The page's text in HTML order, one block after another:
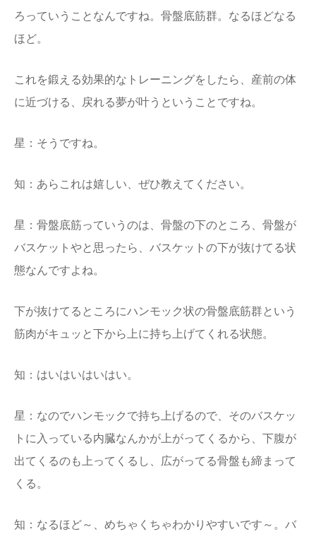
ろっていうことなんですね。骨盤底筋群。なるほどなる
ほど。
これを鍛える効果的なトレーニングをしたら、産前の体
に近づける、戻れる夢が叶うということですね。
星：そうですね。
知：あらこれは嬉しい、ぜひ教えてください。
星：骨盤底筋っていうのは、骨盤の下のところ、骨盤が
バスケットやと思ったら、バスケットの下が抜けてる状
態なんですよね。
下が抜けてるところにハンモック状の骨盤底筋群という
筋肉がキュッと下から上に持ち上げてくれる状態。
知：はいはいはいはい。
星：なのでハンモックで持ち上げるので、そのバスケッ
トに入っている内臓なんかが上がってくるから、下腹が
出てくるのも上ってくるし、広がってる骨盤も締まって
くる。
知：なるほど～、めちゃくちゃわかりやすいです～。バ